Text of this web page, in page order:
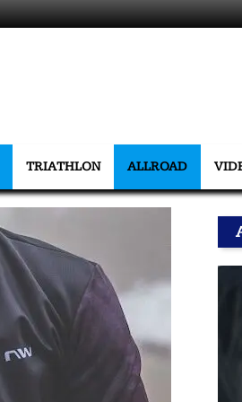
TRIATHLON ALLROAD